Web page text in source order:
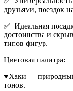
друзьями, поездок
✅ Идеальная
достоинства и
типов фигур.
Цветовая палитра:
♥Хаки — природный
тонов.